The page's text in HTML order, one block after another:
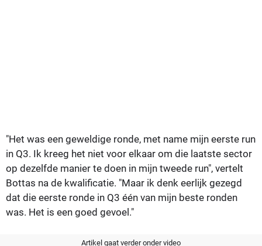
"Het was een geweldige ronde, met name mijn eerste run
in Q3. Ik kreeg het niet voor elkaar om die laatste sector
op dezelfde manier te doen in mijn tweede run", vertelt
Bottas na de kwalificatie. "Maar ik denk eerlijk gezegd
dat die eerste ronde in Q3 één van mijn beste ronden
was. Het is een goed gevoel."
Artikel gaat verder onder video